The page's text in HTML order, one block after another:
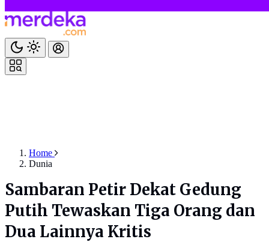
Home
Dunia
Sambaran Petir Dekat Gedung
Putih Tewaskan Tiga Orang dan
Dua Lainnya Kritis